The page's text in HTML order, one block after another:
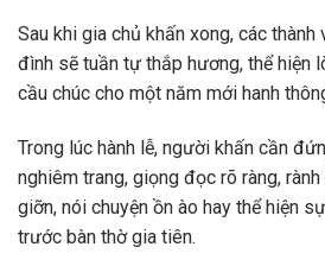
Sau khi gia chủ khấn xong, các
đình sẽ tuần tự thắp hương, thể hiện
cầu chúc cho một năm mới hanh
Trong lúc hành lễ, người khấn cần
nghiêm trang, giọng đọc rõ ràng,
giỡn, nói chuyện ồn ào hay thể hiện
trước bàn thờ gia tiên.